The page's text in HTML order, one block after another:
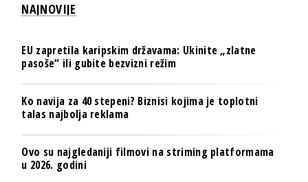
NAJNOVIJE
EU zapretila karipskim državama: Ukinite „zlatne
pasoše“ ili gubite bezvizni režim
Ko navija za 40 stepeni? Biznisi kojima je toplotni
talas najbolja reklama
Ovo su najgledaniji filmovi na striming platformama
u 2026. godini